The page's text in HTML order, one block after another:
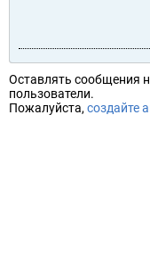
Оставлять сообщения
пользователи.
Пожалуйста, создайте